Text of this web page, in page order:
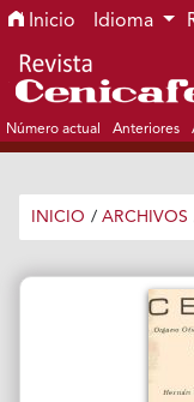
Ir al menú de
Ir al contenido
Ir al pie de página
Inicio Idioma
Número actual Anteriores
INICIO / ARCHIVOS